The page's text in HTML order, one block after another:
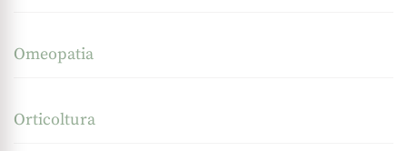
Omeopatia
Orticoltura